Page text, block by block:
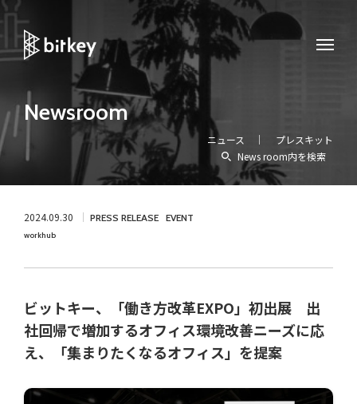
Newsroom
ニュース
プレスキット
News room内を検索
2024.09.30 PRESS RELEASE EVENT
workhub
ビットキー、「働き方改革EXPO」初出展 出
社回帰で増加するオフィス環境改善ニーズに応
え、「集まりたくなるオフィス」を提案